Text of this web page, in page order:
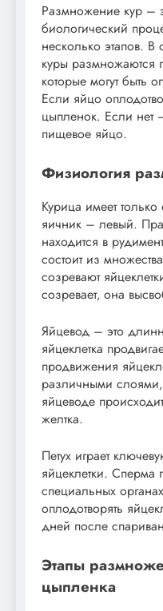
Размножение кур –
биологический
несколько этапов. В
куры размножаются
которые могут быть
Если яйцо
цыпленок. Если
пищевое яйцо.
Физиология
Курица имеет
яичник – левый.
находится в
состоит из
созревают
созревает‚ она
Яйцевод – это
яйцеклетка
продвижения
различными
яйцеводе
желтка.
Петух играет
яйцеклетки. Сперма
специальных
оплодотворять
дней после
Этапы
цыпленка